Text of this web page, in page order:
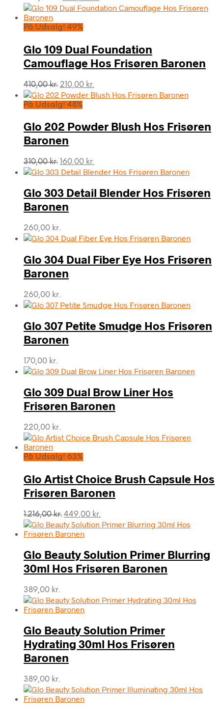
oprindelige
var:
aktuelle
På Udsalg! 49%
Glo 109 Dual Foundation
Camouflage Hos Frisøren Baronen
410,00kr. Den
oprindelige
pris
410,00 kr..
210,00 kr.
aktuelle
210,00 kr..
På Udsalg! 48%
Glo 202 Powder Blush Hos Frisøren
Baronen
310,00kr. Den
oprindelige
var:
310,00 kr..
160,00 kr.
aktuelle
er:
160,00 kr..
Glo 303 Detail Blender Hos Frisøren
Baronen
260,00 kr.
Glo 304 Dual Fiber Eye Hos Frisøren
Baronen
260,00 kr.
Glo 307 Petite Smudge Hos Frisøren
Baronen
170,00 kr.
Glo 309 Dual Brow Liner Hos
Frisøren Baronen
220,00 kr.
På Udsalg! 63%
Glo Artist Choice Brush Capsule Hos
Frisøren Baronen
1.216,00kr. Den
oprindelige
pris
1.216,00 kr..
449,00 kr.
aktuelle
449,00 kr..
Glo Beauty Solution Primer Blurring
30ml Hos Frisøren Baronen
389,00 kr.
Glo Beauty Solution Primer
Hydrating 30ml Hos Frisøren
Baronen
389,00 kr.